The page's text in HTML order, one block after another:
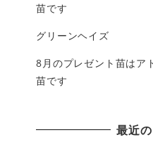
苗です
グリーンヘイズ
8月のプレゼント苗はア
苗です
最近